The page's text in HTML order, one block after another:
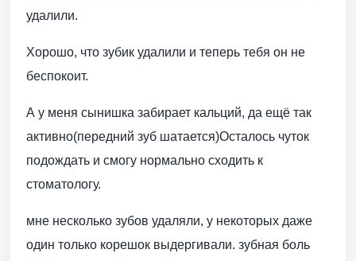
удалили.
Хорошо, что зубик удалили и теперь тебя он не
беспокоит.
А у меня сынишка забирает кальций, да ещё так
активно(передний зуб шатается)Осталось чуток
подождать и смогу нормально сходить к
стоматологу.
мне несколько зубов удаляли, у некоторых даже
один только корешок выдергивали. зубная боль